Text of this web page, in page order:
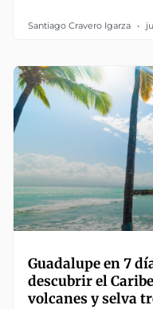
Santiago Cravero Igarza
Guadalupe en 7
descubrir el
volcanes y selva